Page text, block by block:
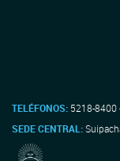
TELÉFONOS: 5218-8400
SEDE CENTRAL: